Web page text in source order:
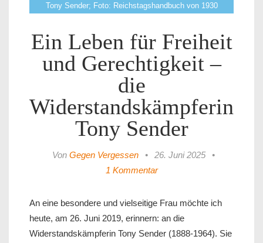
Tony Sender; Foto: Reichstagshandbuch von 1930
Ein Leben für Freiheit
und Gerechtigkeit –
die
Widerstandskämpferin
Tony Sender
Von Gegen Vergessen • 26. Juni 2025
•
1 Kommentar
An eine besondere und vielseitige Frau möchte ich
heute, am 26. Juni 2019, erinnern: an die
Widerstandskämpferin Tony Sender (1888-1964). Sie